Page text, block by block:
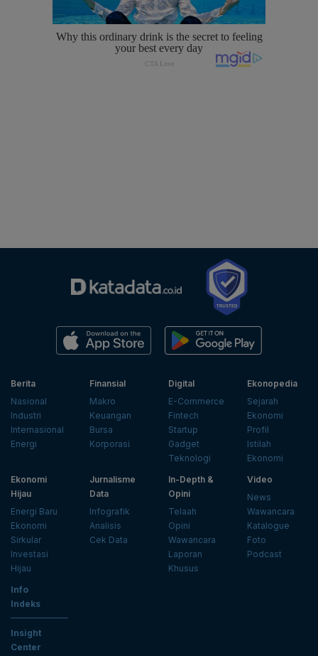
Berita
Nasional
Industri
Internasional
Energi
Finansial
Makro
Keuangan
Bursa
Korporasi
Digital
E-Commerce
Fintech
Startup
Gadget
Teknologi
Ekonopedia
Sejarah
Ekonomi
Profil
Istilah
Ekonomi
Ekonomi
Hijau
Energi Baru
Ekonomi
Sirkular
Investasi
Hijau
Jurnalisme
Data
Infografik
Analisis
Cek Data
In-Depth &
Opini
Telaah
Opini
Wawancara
Laporan
Khusus
Video
News
Wawancara
Katalogue
Foto
Podcast
Info
Indeks
Insight
Center